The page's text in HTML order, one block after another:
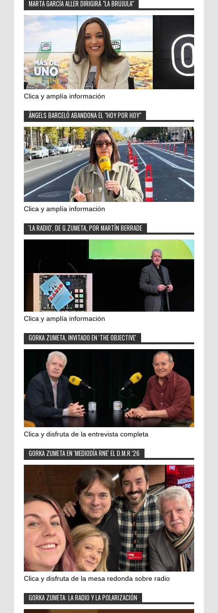
MARTA GARCÍA ALLER DIRIGIRÁ "LA BRÚJULA"
Clica y amplía información
ÀNGELS BARCELÓ ABANDONA EL "HOY POR HOY"
Clica y amplía información
'LA RADIO', DE G.ZUMETA, POR MARTÍN BERRADE
Clica y amplía información
GORKA ZUMETA, INVITADO EN 'THE OBJECTIVE'
Clica y disfruta de la entrevista completa
GORKA ZUMETA EN 'MEDIODÍA RNE' EL D.M.R.'26
Clica y disfruta de la mesa redonda sobre radio
GORKA ZUMETA: LA RADIO Y LA POLARIZACIÓN